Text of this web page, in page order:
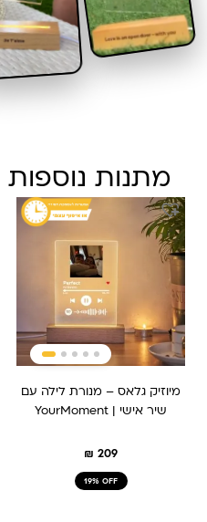
מתנות נוספות
מיוזיק גלאס – מנורת לילה עם
שיר אישי | YourMoment
₪ 209
19% OFF